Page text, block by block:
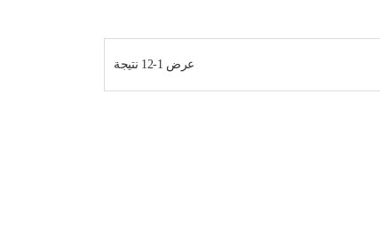
عرض 1-12 نتيجة